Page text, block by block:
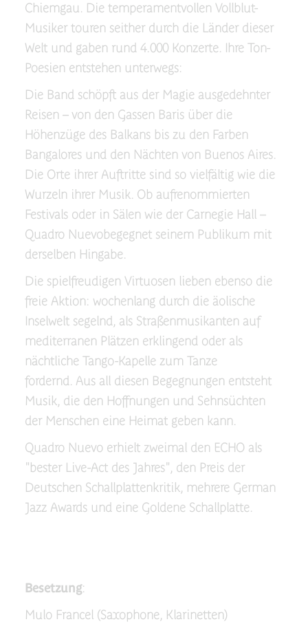
Chiemgau. Die temperamentvollen Vollblut-
Musiker touren seither durch die Länder dieser
Welt und gaben rund 4.000 Konzerte. Ihre Ton-
Poesien entstehen unterwegs:
Die Band schöpft aus der Magie ausgedehnter
Reisen – von den Gassen Baris über die
Höhenzüge des Balkans bis zu den Farben
Bangalores und den Nächten von Buenos Aires.
Die Orte ihrer Auftritte sind so vielfältig wie die
Wurzeln ihrer Musik. Ob aufrenommierten
Festivals oder in Sälen wie der Carnegie Hall –
Quadro Nuevobegegnet seinem Publikum mit
derselben Hingabe.
Die spielfreudigen Virtuosen lieben ebenso die
freie Aktion: wochenlang durch die äolische
Inselwelt segelnd, als Straßenmusikanten auf
mediterranen Plätzen erklingend oder als
nächtliche Tango-Kapelle zum Tanze
fordernd. Aus all diesen Begegnungen entsteht
Musik, die den Hoffnungen und Sehnsüchten
der Menschen eine Heimat geben kann.
Quadro Nuevo erhielt zweimal den ECHO als
"bester Live-Act des Jahres", den Preis der
Deutschen Schallplattenkritik, mehrere German
Jazz Awards und eine Goldene Schallplatte.
Besetzung:
Mulo Francel (Saxophone, Klarinetten)